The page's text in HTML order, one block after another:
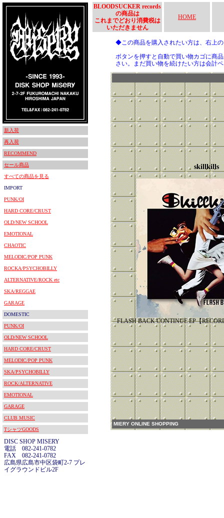
新入荷
再入荷
RECOMMEND
セール商品
すべての商品を見る
IMPORT
PUNK/OI
HARD CORE/CRUST
OLD/NEW SCHOOL
EMOTIONAL
CHAOTIC
MELODIC/POP PUNK
ROCKA/PSYCHOBILLY
ALTERNATIVE/ROCK etc
SKA/REGGAE
GARAGE
DOMESTIC
PUNK/OI
OLD/NEW SCHOOL
HARD CORE/CRUST
MELODIC/POP PUNK
SKA/PSYCHOBILLY
ROCK/ALTERNATIVE
EMOTIONAL
GARAGE
CLUB MUSIC
TシャツGOODS
DISC SHOP MISERY
電話 082-241-0782
FAX 082-241-0782
広島県広島市中区袋町2-7 プレ
イグラウンドビル2F
BLOODSUCKER records
の商品は
これまでどおり消費税は
いただきません
HOME
◆この商品を購入されたい方は、右上
ボタンを押すと自動で買い物カゴに商
さい。まだ買い物を続けたい方は会計
skillkills
FLASH BACK CONTINUE EP【
MIERY ONLINE SHOPPING